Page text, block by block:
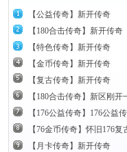
【公益传奇】新开传奇
【180合击传奇】新开传奇
【特色传奇】新开传奇
【金币传奇】新开传奇
【复古传奇】新开传奇
【180合击传奇】新区刚开
【176公益传奇】176公益
【76金币传奇】怀旧176复
【月卡传奇】新开传奇